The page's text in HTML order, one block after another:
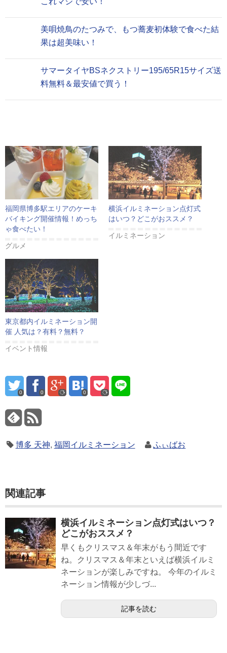
美唄焼鳥のたつみで、もつ蕎麦初体験で食べた結
果は超美味い！
サマータイヤBSネクストリー195/65R15サイズ送
料無料＆最安値で買う！
福岡県博多駅エリアのケーキ
バイキング開催情報！めっち
ゃ食べたい！
グルメ
横浜イルミネーション点灯式
はいつ？どこがおススメ？
イルミネーション
東京都内イルミネーション開
催 人気は？有料？無料？
イベント情報
0 0 0
博多 天神, 福岡イルミネーション ふぃばお
関連記事
横浜イルミネーション点灯式はいつ？
どこがおススメ？
早くもクリスマス＆年末がもう間近です
ね。クリスマス＆年末といえば横浜イルミ
ネーションが楽しみですね。 今年のイルミ
ネーション情報が少しづ...
記事を読む